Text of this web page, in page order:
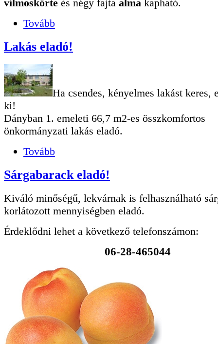
vilmoskörte és négy fajta alma kapható.
Tovább
Lakás eladó!
Ha csendes, kényelmes lakást keres,
ki!
Dányban 1. emeleti 66,7 m2-es összkomfortos
önkormányzati lakás eladó.
Tovább
Sárgabarack eladó!
Kiváló minőségű, lekvárnak is felhasználható
korlátozott mennyiségben eladó.
Érdeklődni lehet a következő telefonszámon:
06-28-465044